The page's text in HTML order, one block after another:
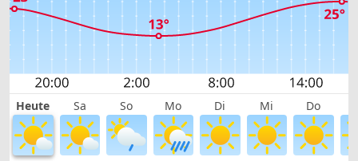
Heute Sa So Mo Di Mi Do